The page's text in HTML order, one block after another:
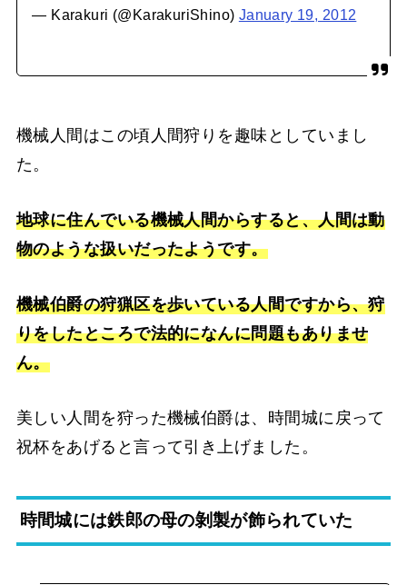
— Karakuri (@KarakuriShino) January 19, 2012
機械人間はこの頃人間狩りを趣味としていまし
た。
地球に住んでいる機械人間からすると、人間は動
物のような扱いだったようです。
機械伯爵の狩猟区を歩いている人間ですから、狩
りをしたところで法的になんに問題もありませ
ん。
美しい人間を狩った機械伯爵は、時間城に戻って
祝杯をあげると言って引き上げました。
時間城には鉄郎の母の剝製が飾られていた